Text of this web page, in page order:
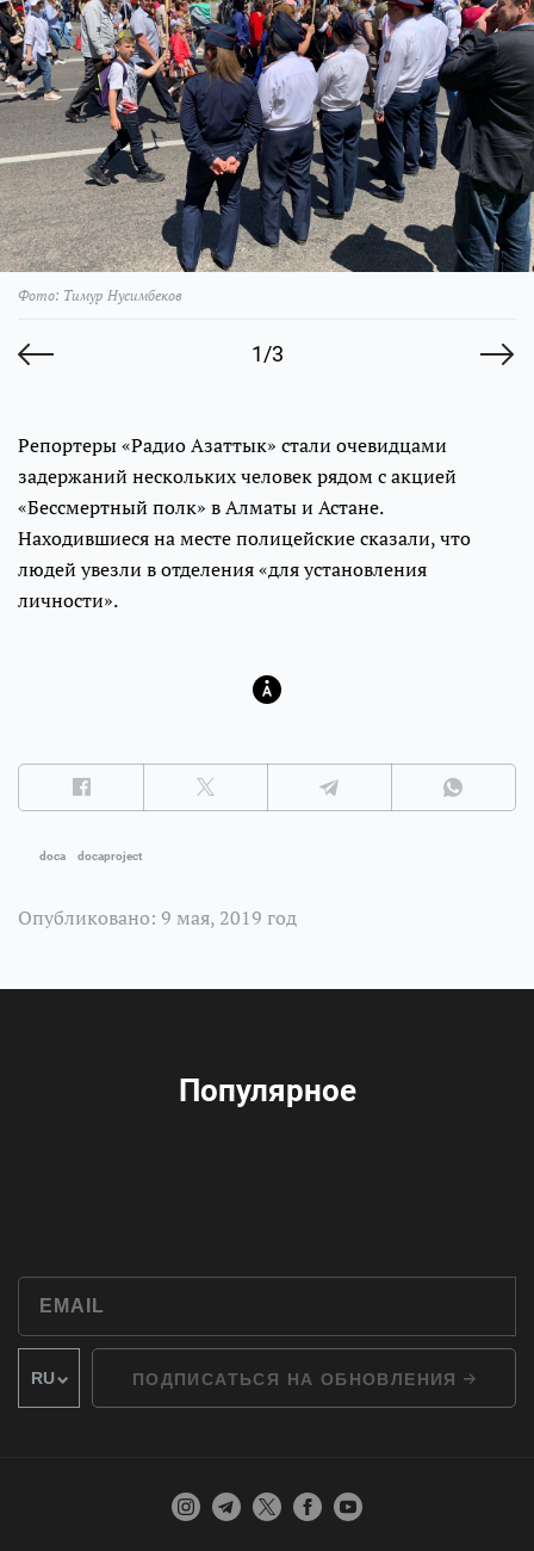
1/3
Фото: Тимур Нусимбеков
Репортеры «Радио Азаттык» стали очевидцами
задержаний нескольких человек рядом с акцией
«Бессмертный полк» в Алматы и Астане.
Находившиеся на месте полицейские сказали, что
людей увезли в отделения «для установления
личности».
doca docaproject
Опубликовано: 9 мая, 2019 год
Популярное
ПОДПИСАТЬСЯ НА ОБНОВЛЕНИЯ